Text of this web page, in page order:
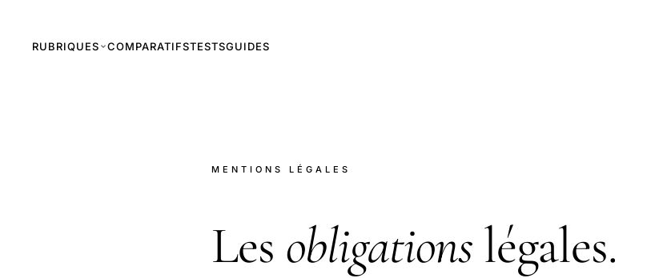
RUBRIQUES COMPARATIFSTESTSGUIDES
MENTIONS LÉGALES
Les obligationslégales.